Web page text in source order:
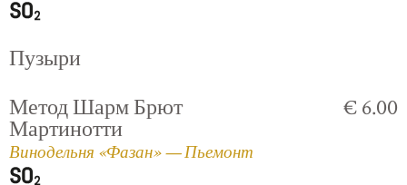
Пузыри
Метод Шарм Брют
Мартинотти
Винодельня «Фазан» — Пьемонт
€ 6.00